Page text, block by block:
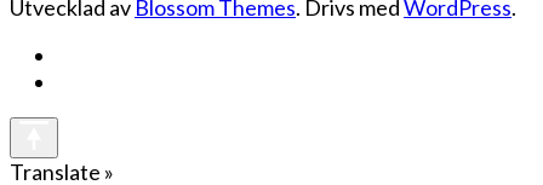
Utvecklad av Blossom Themes. Drivs medWordPress.
Translate »